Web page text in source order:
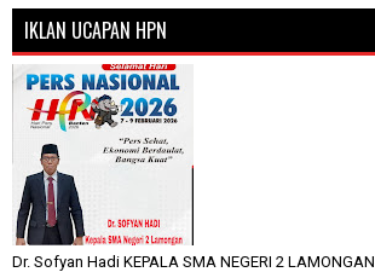
IKLAN UCAPAN HPN
Dr. Sofyan Hadi KEPALA SMA NEGERI 2 LAMONGAN